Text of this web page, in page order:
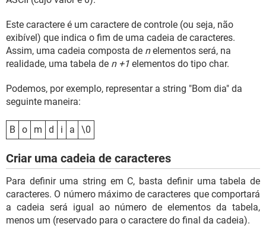
Este caractere é um caractere de controle (ou seja, não
exibível) que indica o fim de uma cadeia de caracteres.
Assim, uma cadeia composta de nelementos será, na
realidade, uma tabela de n +1 elementos do tipo char.
Podemos, por exemplo, representar a string "Bom dia" da
seguinte maneira:
B o m d i a \0
Criar uma cadeia de caracteres
Para definir uma string em C, basta definir uma tabela de
caracteres. O número máximo de caracteres que comportará
a cadeia será igual ao número de elementos da tabela,
menos um (reservado para o caractere do final da cadeia).